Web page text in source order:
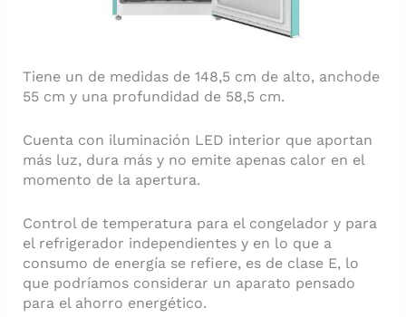
Tiene un de medidas de 148,5 cm de alto, anchode
55 cm y una profundidad de 58,5 cm.
Cuenta con iluminación LED interior que aportan
más luz, dura más y no emite apenas calor en el
momento de la apertura.
Control de temperatura para el congelador y para
el refrigerador independientes y en lo que a
consumo de energía se refiere, es de clase E, lo
que podríamos considerar un aparato pensado
para el ahorro energético.